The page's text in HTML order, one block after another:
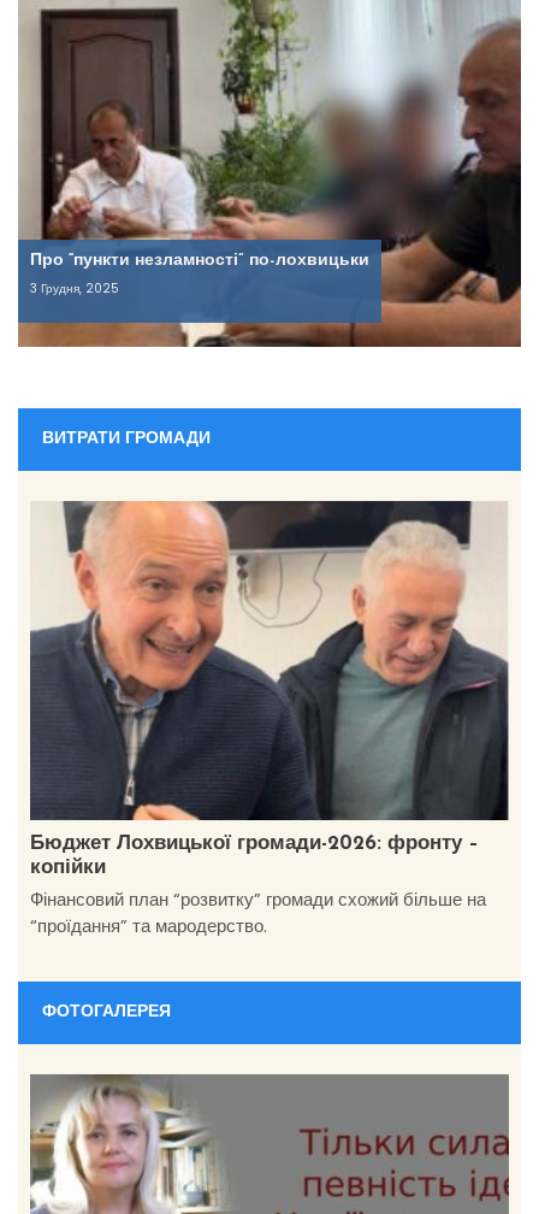
Про “пункти незламності” по-лохвицьки
3 Грудня, 2025
ВИТРАТИ ГРОМАДИ
Бюджет Лохвицької громади-2026: фронту –
копійки
Фінансовий план “розвитку” громади схожий більше на
“проїдання” та мародерство.
ФОТОГАЛЕРЕЯ